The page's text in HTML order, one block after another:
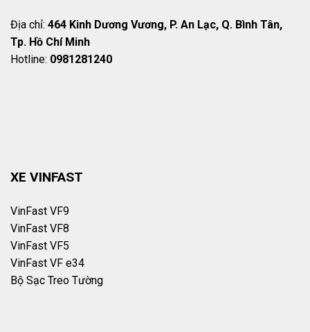
Địa chỉ: 464 Kinh Dương Vương, P. An Lạc, Q. Bình Tân,
Tp. Hồ Chí Minh
Hotline: 0981281240
XE VINFAST
VinFast VF9
VinFast VF8
VinFast VF5
VinFast VF e34
Bộ Sạc Treo Tường